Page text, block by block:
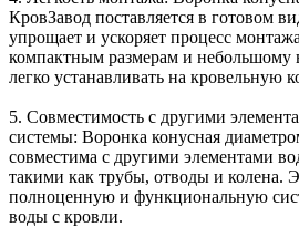
КровЗавод поставляется в готовом
упрощает и ускоряет процесс
компактным размерам и небольшому
легко устанавливать на кровельную
5. Совместимость с другими
системы: Воронка конусная
совместима с другими элементами
такими как трубы, отводы и колена.
полноценную и функциональную
воды с кровли.